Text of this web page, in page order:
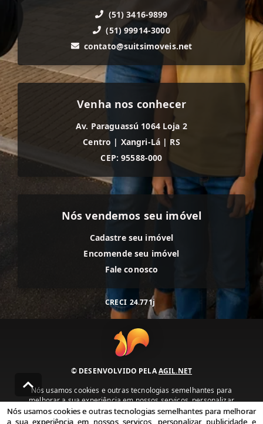
(51) 3416-9899
(51) 99914-3000
contato@suitsimoveis.net
Venha nos conhecer
Av. Paraguassú 1064 Loja 2
Centro | Xangri-Lá | RS
CEP: 95588-000
Nós vendemos seu imóvel
Cadastre seu imóvel
Encomende seu imóvel
Fale conosco
CRECI 24.771j
© DESENVOLVIDO PELAAGIL.NET
Nós usamos cookies e outras tecnologias semelhantes para
melhorar a sua experiência em nossos serviços, personalizar
publicidade e recomendar conteúdo de seu interesse. Ao utilizar
nossos serviços, você concorda com nossa política de privacidade e
Nós usamos cookies e outras tecnologias semelhantes para melhorar
a sua experiência em nossos serviços, personalizar publicidade e